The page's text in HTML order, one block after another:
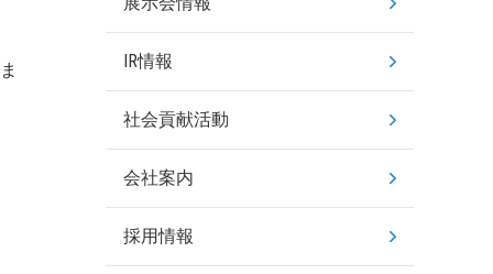
IR情報
社会貢献活動
会社案内
採用情報